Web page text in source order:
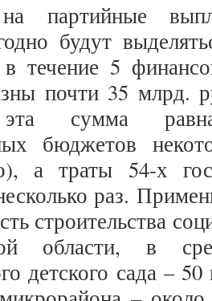
партийные
будут
течение 5
почти 35
сумма
бюджетов
а траты 54-х
раз.
строительства
области, в
детского сада –